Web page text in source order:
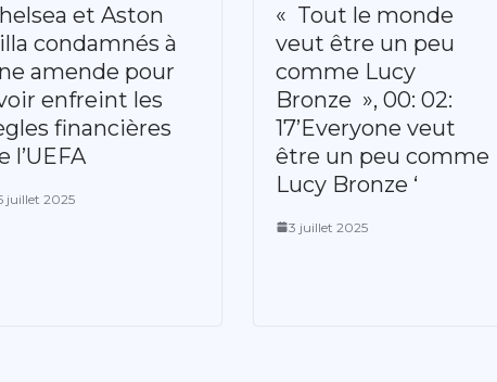
et Aston
condamnés à
amende pour
enfreint les
financières
l’UEFA
juillet 2025
« Tout le monde
veut être un peu
comme Lucy
Bronze », 00: 02:
17’Everyone veut
être un peu comme
Lucy Bronze ‘
3 juillet 2025